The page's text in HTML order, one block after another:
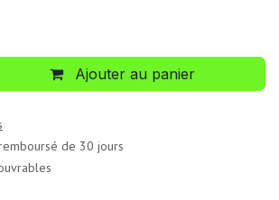
Ajouter au panier
de 30 jours